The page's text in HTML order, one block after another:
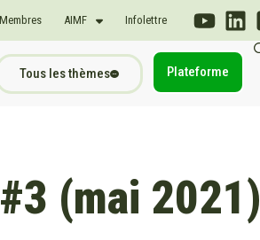
Membres AIMF Infolettre
Tous les thèmes Plateforme
(mai 2021)